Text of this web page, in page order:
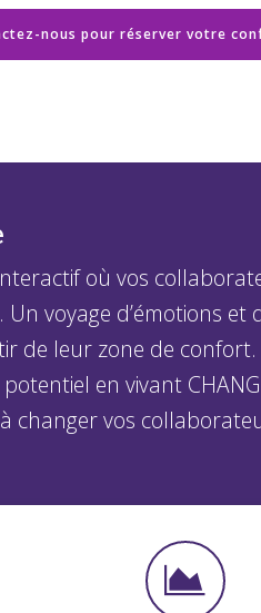
nous pour réserver votre
où vos
voyage d’émotions
de leur zone de
en vivant
changer vos